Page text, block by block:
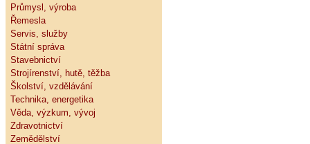
Průmysl, výroba
Řemesla
Servis, služby
Státní správa
Stavebnictví
Strojírenství, hutě, těžba
Školství, vzdělávání
Technika, energetika
Věda, výzkum, vývoj
Zdravotnictví
Zemědělství